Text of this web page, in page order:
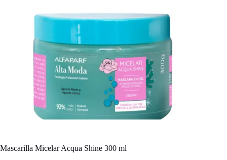
Mascarilla Micelar Acqua Shine 300 ml